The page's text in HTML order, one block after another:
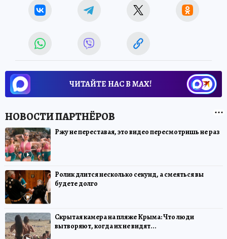
ЧИТАЙТЕ НАС В МАХ!
Ржу не переставая, это видео пересмотришь не раз
Ролик длится несколько секунд, а смеяться вы
будете долго
Скрытая камера на пляже Крыма: Что люди
вытворяют, когда их не видят...